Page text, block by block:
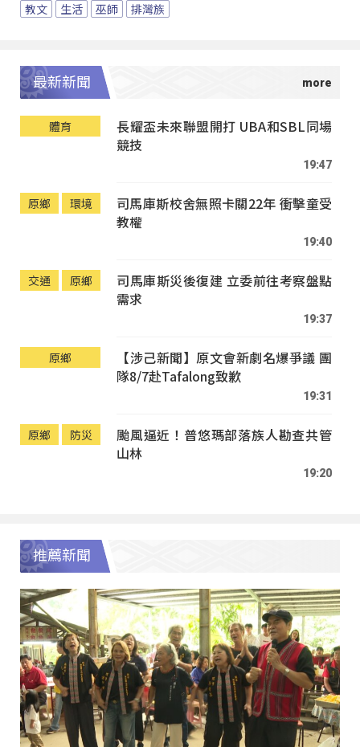
教文 生活 巫師 排灣族
最新新聞
體育
長耀盃未來聯盟開打 UBA和SBL同場
競技
19:47
原鄉 環境
司馬庫斯校舍無照卡關22年 衝擊童受
教權
19:40
交通 原鄉
司馬庫斯災後復建 立委前往考察盤點
需求
19:37
原鄉
【涉己新聞】原文會新劇名爆爭議 團
隊8/7赴Tafalong致歉
19:31
原鄉 防災
颱風逼近！普悠瑪部落族人勘查共管
山林
19:20
推薦新聞